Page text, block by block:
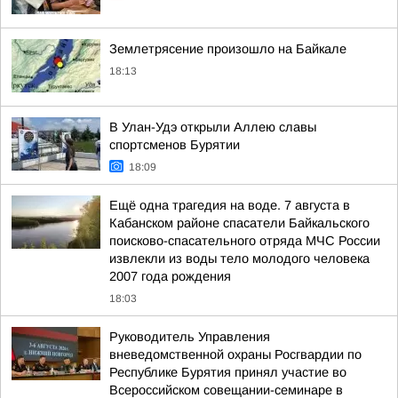
Землетрясение произошло на Байкале
18:13
В Улан-Удэ открыли Аллею славы
спортсменов Бурятии
18:09
Ещё одна трагедия на воде. 7 августа в
Кабанском районе спасатели Байкальского
поисково-спасательного отряда МЧС России
извлекли из воды тело молодого человека
2007 года рождения
18:03
Руководитель Управления
вневедомственной охраны Росгвардии по
Республике Бурятия принял участие во
Всероссийском совещании-семинаре в